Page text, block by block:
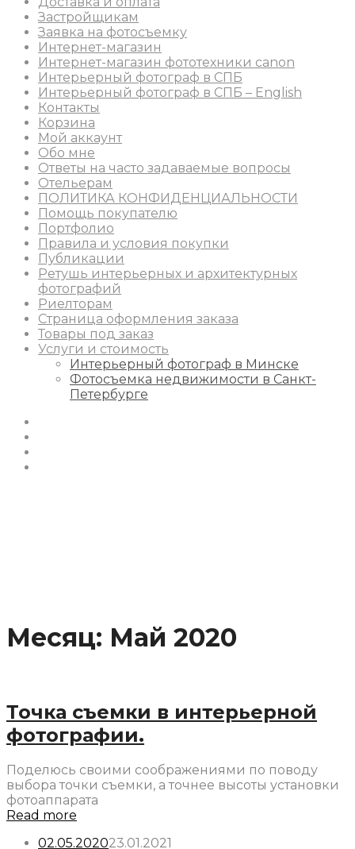
Застройщикам
Заявка на фотосъемку
Интернет-магазин
Интернет-магазин фототехники canon
Интерьерный фотограф в СПБ
Интерьерный фотограф в СПБ – English
Контакты
Корзина
Мой аккаунт
Обо мне
Ответы на часто задаваемые вопросы
Отельерам
ПОЛИТИКА КОНФИДЕНЦИАЛЬНОСТИ
Помощь покупателю
Портфолио
Правила и условия покупки
Публикации
Ретушь интерьерных и архитектурных
фотографий
Риелторам
Страница оформления заказа
Товары под заказ
Услуги и стоимость
Интерьерный фотограф в Минске
Фотосъемка недвижимости в Санкт-
Петербурге
Месяц: Май 2020
Точка съемки в интерьерной
фотографии.
Поделюсь своими соображениями по поводу
выбора точки съемки, а точнее высоты установки
фотоаппарата
Read more
02.05.202023.01.2021